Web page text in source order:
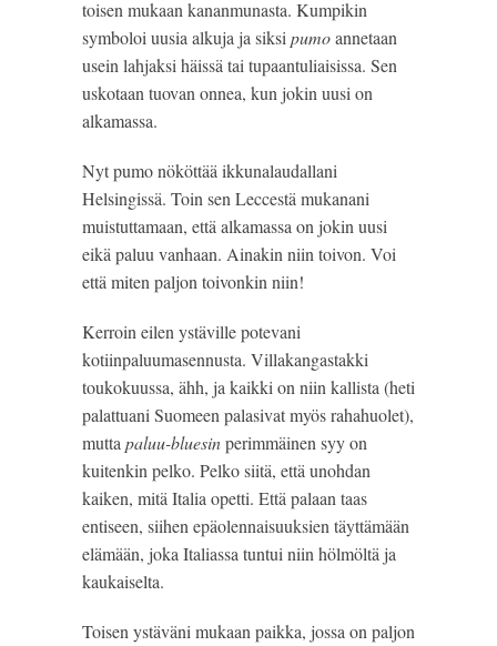
toisen mukaan kananmunasta. Kumpikin
symboloi uusia alkuja ja siksi pumo annetaan
usein lahjaksi häissä tai tupaantuliaisissa. Sen
uskotaan tuovan onnea, kun jokin uusi on
alkamassa.
Nyt pumo nököttää ikkunalaudallani
Helsingissä. Toin sen Leccestä mukanani
muistuttamaan, että alkamassa on jokin uusi
eikä paluu vanhaan. Ainakin niin toivon. Voi
että miten paljon toivonkin niin!
Kerroin eilen ystäville potevani
kotiinpaluumasennusta. Villakangastakki
toukokuussa, ähh, ja kaikki on niin kallista (heti
palattuani Suomeen palasivat myös rahahuolet),
mutta paluu-bluesin perimmäinen syy on
kuitenkin pelko. Pelko siitä, että unohdan
kaiken, mitä Italia opetti. Että palaan taas
entiseen, siihen epäolennaisuuksien täyttämään
elämään, joka Italiassa tuntui niin hölmöltä ja
kaukaiselta.
Toisen ystäväni mukaan paikka, jossa on paljon